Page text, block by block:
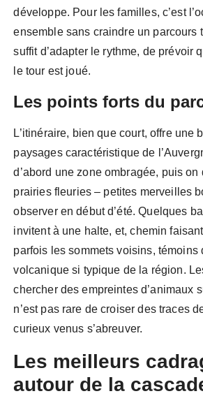
développe. Pour les familles, c’est
ensemble sans craindre un parcours
suffit d’adapter le rythme, de prévoir
le tour est joué.
Les points forts du
L’itinéraire, bien que court, offre une
paysages caractéristique de
d’abord une zone ombragée, puis
prairies fleuries – petites merveilles
observer en début d’été. Quelques
invitent à une halte, et, chemin
parfois les sommets voisins, témoins
volcanique si typique de la région.
chercher des empreintes d’animaux
n’est pas rare de croiser des traces
curieux venus s’abreuver.
Les meilleurs
autour de la